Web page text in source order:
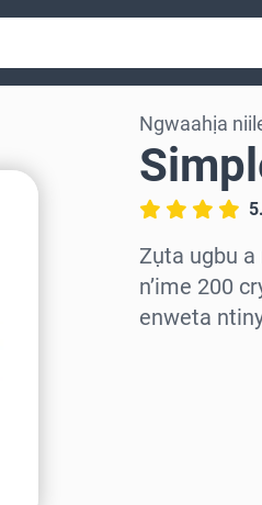
Ngwaahịa
Zụta ugbu a
n’ime 200
enweta